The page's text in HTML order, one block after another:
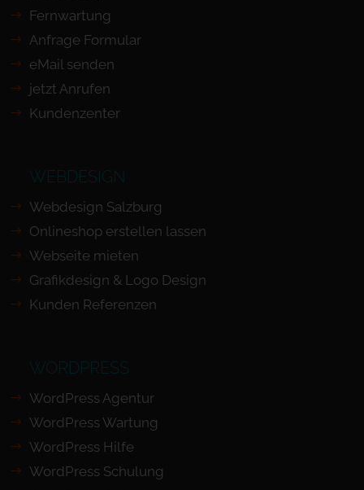
Fernwartung
Anfrage Formular
eMail senden
jetzt Anrufen
Kundenzenter
WEBDESIGN
Webdesign Salzburg
Onlineshop erstellen lassen
Webseite mieten
Grafikdesign & Logo Design
Kunden Referenzen
WORDPRESS
WordPress Agentur
WordPress Wartung
WordPress Hilfe
WordPress Schulung